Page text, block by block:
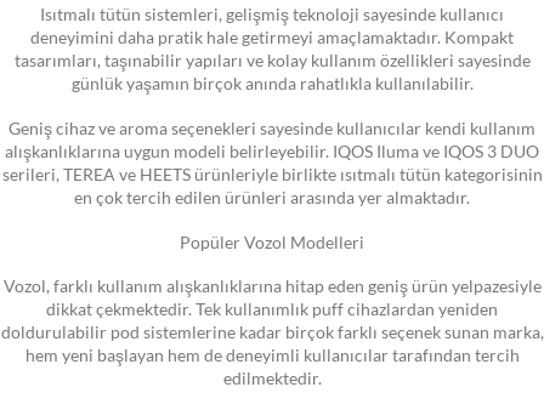
Isıtmalı tütün sistemleri, gelişmiş teknoloji sayesinde kullanıcı
deneyimini daha pratik hale getirmeyi amaçlamaktadır. Kompakt
tasarımları, taşınabilir yapıları ve kolay kullanım özellikleri sayesinde
günlük yaşamın birçok anında rahatlıkla kullanılabilir.
Geniş cihaz ve aroma seçenekleri sayesinde kullanıcılar kendi kullanım
alışkanlıklarına uygun modeli belirleyebilir. IQOS Iluma ve IQOS 3 DUO
serileri, TEREA ve HEETS ürünleriyle birlikte ısıtmalı tütün kategorisinin
en çok tercih edilen ürünleri arasında yer almaktadır.
Popüler Vozol Modelleri
Vozol, farklı kullanım alışkanlıklarına hitap eden geniş ürün yelpazesiyle
dikkat çekmektedir. Tek kullanımlık puff cihazlardan yeniden
doldurulabilir pod sistemlerine kadar birçok farklı seçenek sunan marka,
hem yeni başlayan hem de deneyimli kullanıcılar tarafından tercih
edilmektedir.